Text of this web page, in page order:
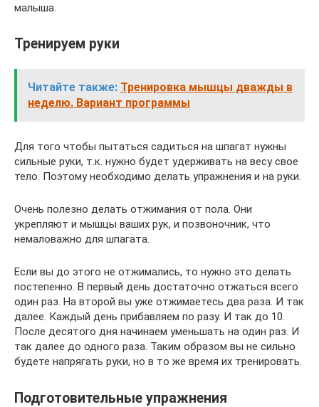
малыша.
Тренируем руки
Читайте также: Тренировка мышцы дважды в
неделю. Вариант программы
Для того чтобы пытаться садиться на шпагат нужны
сильные руки, т.к. нужно будет удерживать на весу свое
тело. Поэтому необходимо делать упражнения и на руки.
Очень полезно делать отжимания от пола. Они
укрепляют и мышцы ваших рук, и позвоночник, что
немаловажно для шпагата.
Если вы до этого не отжимались, то нужно это делать
постепенно. В первый день достаточно отжаться всего
один раз. На второй вы уже отжимаетесь два раза. И так
далее. Каждый день прибавляем по разу. И так до 10.
После десятого дня начинаем уменьшать на один раз. И
так далее до одного раза. Таким образом вы не сильно
будете напрягать руки, но в то же время их тренировать.
Подготовительные упражнения